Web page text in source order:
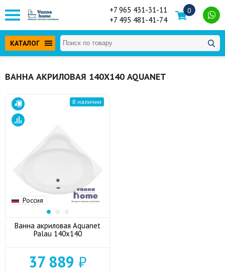
+7 965 431-31-11
+7 495 481-41-74
0
КАТАЛОГ
ВАННА АКРИЛОВАЯ 140Х140 AQUANET
Россия
В наличии
Ванна акриловая Aquanet
Palau 140x140
37 889 ₽